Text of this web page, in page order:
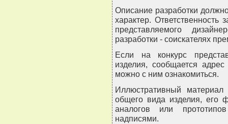
Описание разработки
характер. Ответственность
представляемого
разработки - соискателях
Если на конкурс
изделия, сообщается
можно с ним ознакомиться.
Иллюстративный
общего вида изделия, его
аналогов или
надписями.